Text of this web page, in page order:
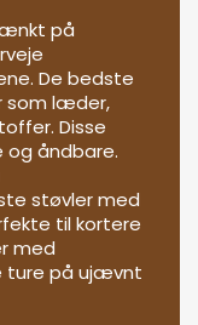
på
De bedste
som læder,
Disse
åndbare.
støvler med
til kortere
med
ture på ujævnt